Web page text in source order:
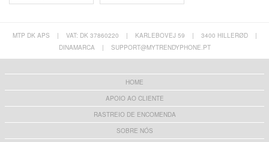
MTP DK APS | VAT: DK 37860220 | KARLEBOVEJ 59 | 3400 HILLERØD
|
DINAMARCA
| SUPPORT@MYTRENDYPHONE.PT
HOME
APOIO AO CLIENTE
RASTREIO DE ENCOMENDA
SOBRE NÓS